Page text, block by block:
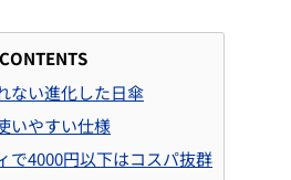
CONTENTS
ない進化した日傘
いやすい仕様
で4000円以下はコスパ抜群